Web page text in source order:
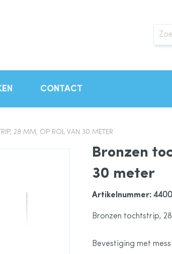
Zoek
CONTACT
28 MM, OP ROL VAN 30 METER
Bronzen
30 meter
Artikelnummer:
Bronzen tochtstrip,
Bevestiging met